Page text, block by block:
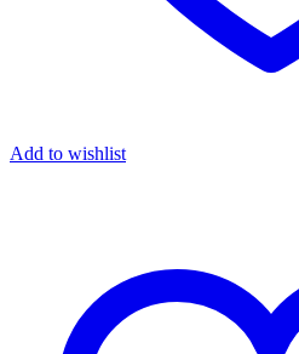
Add to wishlist